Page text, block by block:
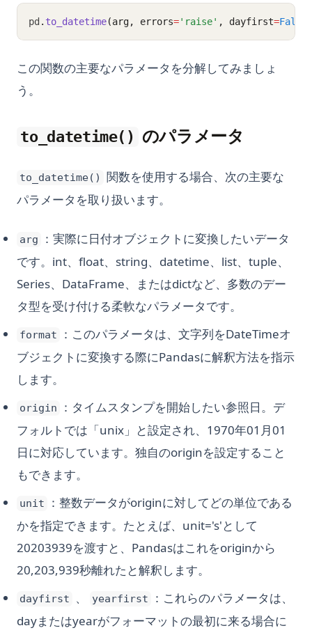
pd . to_datetime(arg, errors='raise' , dayfirst=False
この関数の主要なパラメータを分解してみましょ
う。
to_datetime() のパラメータ
to_datetime()
関数を使用する場合、次の主要な
パラメータを取り扱います。
arg
：実際に日付オブジェクトに変換したいデータ
です。int、float、string、datetime、list、tuple、
Series、DataFrame、またはdictなど、多数のデー
タ型を受け付ける柔軟なパラメータです。
format
：このパラメータは、文字列をDateTimeオ
ブジェクトに変換する際にPandasに解釈方法を指示
します。
origin
：タイムスタンプを開始したい参照日。デ
フォルトでは「unix」と設定され、1970年01月01
日に対応しています。独自のoriginを設定すること
もできます。
unit
：整数データがoriginに対してどの単位である
かを指定できます。たとえば、unit='s'として
20203939を渡すと、Pandasはこれをoriginから
20,203,939秒離れたと解釈します。
dayfirst 、 yearfirst
：これらのパラメータは、
dayまたはyearがフォーマットの最初に来る場合に